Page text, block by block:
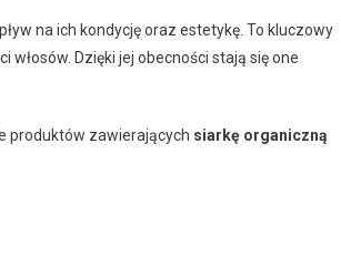
na ich kondycję oraz estetykę. To kluczowy
Dzięki jej obecności stają się one
produktów zawierających siarkę organiczną